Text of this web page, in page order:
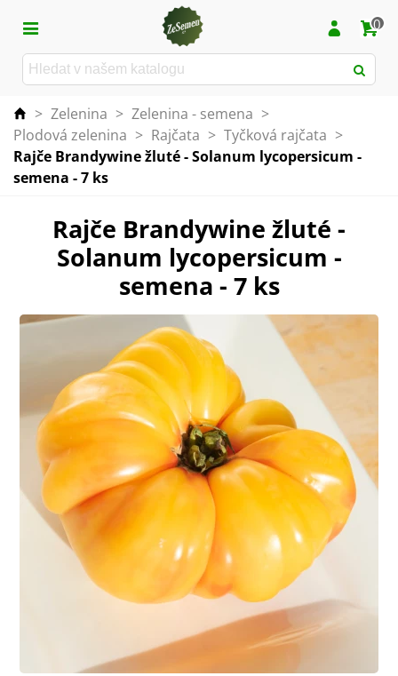
0
> Zelenina > Zelenina - semena >
Plodová zelenina > Rajčata > Tyčková rajčata >
Rajče Brandywine žluté - Solanum lycopersicum -
semena - 7 ks
Rajče Brandywine žluté -
Solanum lycopersicum -
semena - 7 ks